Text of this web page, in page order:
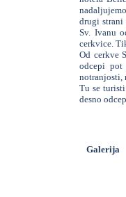
drugi strani
Sv. Ivanu
cerkvice.
Od cerkve
odcepi pot
notranjosti,
Tu se
desno
Galerija